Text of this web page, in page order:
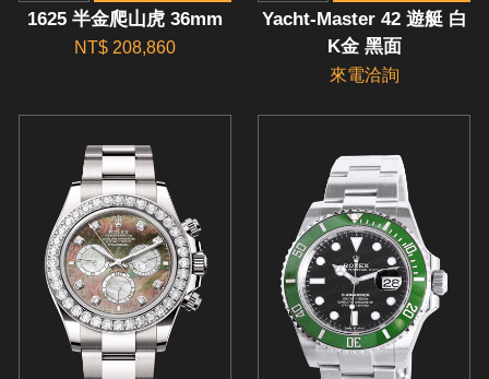
1625 半金爬山虎 36mm
NT$ 208,860
Yacht-Master 42 遊艇 白
K金 黑面
來電洽詢